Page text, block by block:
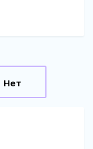
Нет